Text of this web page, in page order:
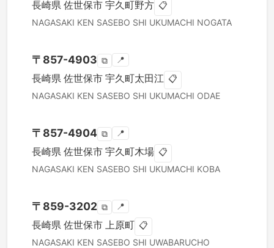
長崎県 佐世保市 宇久町野方 📋
NAGASAKI KEN SASEBO SHI UKUMACHI NOGATA
〒 857-4903 ⧉ 📍
長崎県 佐世保市 宇久町太田江 📋
NAGASAKI KEN SASEBO SHI UKUMACHI ODAE
〒 857-4904 ⧉ 📍
長崎県 佐世保市 宇久町木場 📋
NAGASAKI KEN SASEBO SHI UKUMACHI KOBA
〒 859-3202 ⧉ 📍
長崎県 佐世保市 上原町 📋
NAGASAKI KEN SASEBO SHI UWABARUCHO